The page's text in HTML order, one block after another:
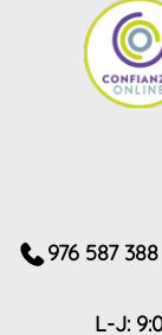
976 587 388
L-J: